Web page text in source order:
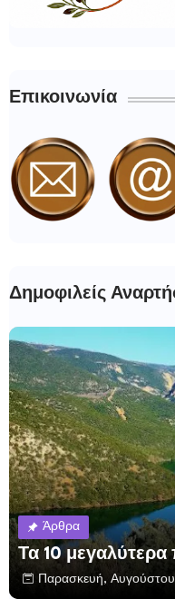
Επικοινωνία
Δημοφιλείς
Άρθρα
Τα 10 μεγαλύτερα
Παρασκευή,